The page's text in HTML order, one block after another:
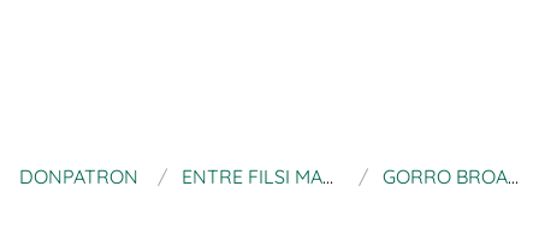
DONPATRON ENTRE FILSI MADEIXES GORRO BROADWAY